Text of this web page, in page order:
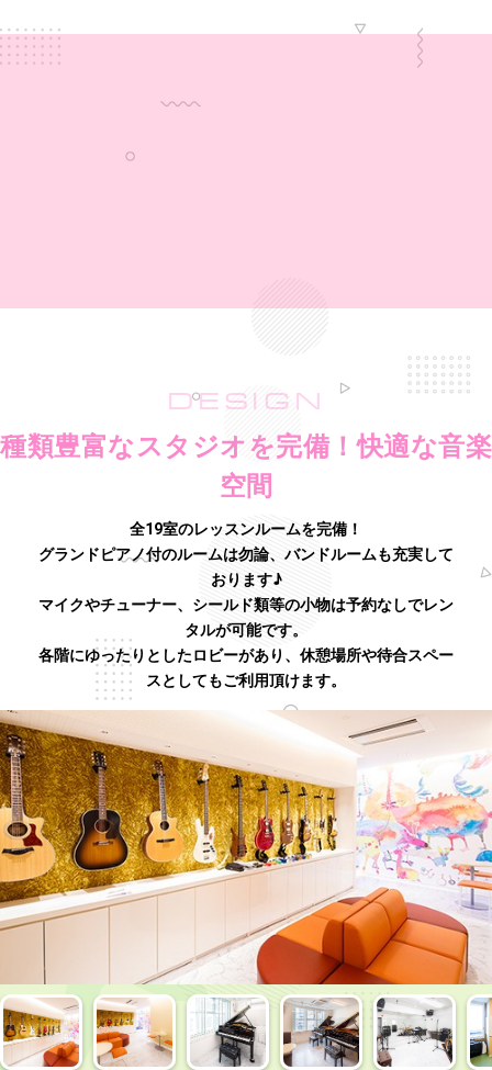
DESIGN
種類豊富なスタジオを完備！快適な音楽
空間
全19室のレッスンルームを完備！
グランドピアノ付のルームは勿論、バンドルームも充実して
おります♪
マイクやチューナー、シールド類等の小物は予約なしでレン
タルが可能です。
各階にゆったりとしたロビーがあり、休憩場所や待合スペー
スとしてもご利用頂けます。